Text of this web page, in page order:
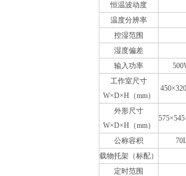
恒温波动度
温度分辨率
控湿范围
湿度偏差
输入功率
工作室尺寸
W×D×H（mm）
外形尺寸
W×D×H（mm）
公称容积
载物托架（标配）
定时范围